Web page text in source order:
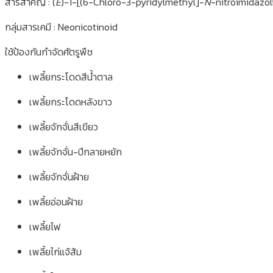
กลุ่มสารเคมี : Neonicotinoid
ใช้ป้องกันกำจัดศัตรูพืช
เพลี้ยกระโดดสีน้ำตาล
เพลี้ยกระโดดหลังขาว
เพลี้ยจักจั่นสีเขียว
เพลี้ยจักจั่น-ปีกลายหยัก
เพลี้ยจักจั่นฝ้าย
เพลี้ยอ่อนฝ้าย
เพลี้ยไฟ
เพลี้ยไก่แจ้ส้ม